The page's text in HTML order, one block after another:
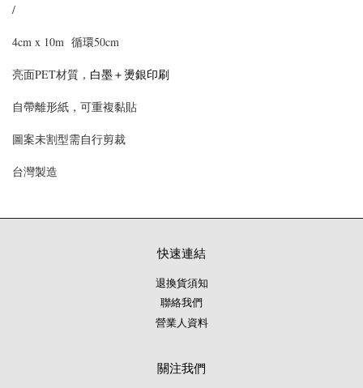
/
4cm x 10m 循環50cm
亮面PET材質， 白墨＋燙銀印刷
自帶離形紙，可重複黏貼
圖案未割型需自行剪裁
台灣製造
快速連結
退換貨須知
聯絡我們
營業人資料
關注我們